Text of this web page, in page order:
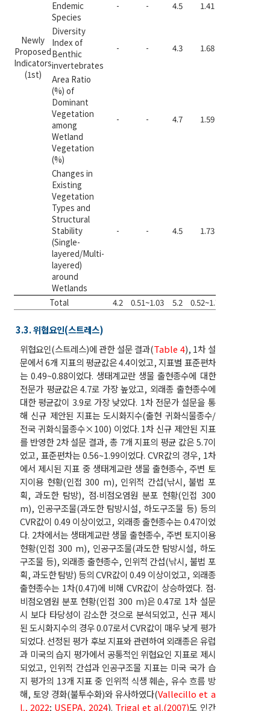
Newly
Proposed
Indicators
(1st)
Endemic
Species
- - 4.5 1.41
Diversity
Index of
Benthic
invertebrates
- - 4.3 1.68
Area Ratio
(%) of
Dominant
Vegetation
among
Wetland
Vegetation
(%)
- - 4.7 1.59
Changes in
Existing
Vegetation
Types and
Structural
Stability
(Single-
layered/Multi-
layered)
around
Wetlands
- - 4.5 1.73
Total 4.2 0.51~1.03 5.2 0.52~1.73
3.3. 위협요인(스트레스)
위협요인(스트레스)에 관한 설문 결과(Table 4), 1차 설
문에서 6개 지표의 평균값은 4.4이었고, 지표별 표준편차
는 0.49~0.88이었다. 생태계교란 생물 출현종수에 대한
전문가 평균값은 4.7로 가장 높았고, 외래종 출현종수에
대한 평균값이 3.9로 가장 낮았다. 1차 전문가 설문을 통
해 신규 제안된 지표는 도시화지수(출현 귀화식물종수/
전국 귀화식물종수×100) 이었다. 1차 신규 제안된 지표
를 반영한 2차 설문 결과, 총 7개 지표의 평균 값은 5.7이
었고, 표준편차는 0.56~1.99이었다. CVR값의 경우, 1차
에서 제시된 지표 중 생태계교란 생물 출현종수, 주변 토
지이용 현황(인접 300 m), 인위적 간섭(낚시, 불법 포
획, 과도한 탐방), 점‧비점오염원 분포 현황(인접 300
m), 인공구조물(과도한 탐방시설, 하도구조물 등) 등의
CVR값이 0.49 이상이었고, 외래종 출현종수는 0.47이었
다. 2차에서는 생태계교란 생물 출현종수, 주변 토지이용
현황(인접 300 m), 인공구조물(과도한 탐방시설, 하도
구조물 등), 외래종 출현종수, 인위적 간섭(낚시, 불법 포
획, 과도한 탐방) 등의 CVR값이 0.49 이상이었고, 외래종
출현종수는 1차(0.47)에 비해 CVR값이 상승하였다. 점‧
비점오염원 분포 현황(인접 300 m)은 0.47로 1차 설문
시 보다 타당성이 감소한 것으로 분석되었고, 신규 제시
된 도시화지수의 경우 0.07로서 CVR값이 매우 낮게 평가
되었다. 선정된 평가 후보 지표와 관련하여 외래종은 유럽
과 미국의 습지 평가에서 공통적인 위협요인 지표로 제시
되었고, 인위적 간섭과 인공구조물 지표는 미국 국가 습
지 평가의 13개 지표 중 인위적 식생 훼손, 유수 흐름 방
해, 토양 경화(불투수화)와 유사하였다(Vallecillo et a
l., 2022; USEPA, 2024). Trigal et al.(2007)도 인간